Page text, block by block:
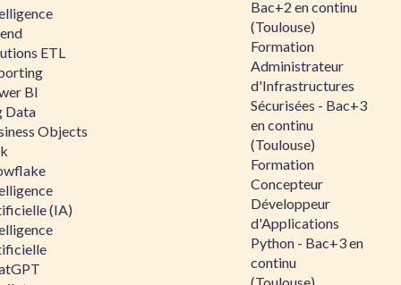
ETL
BI
Data
Objects
(IA)
Bac+2 en continu
(Toulouse)
Formation
Administrateur
d'Infrastructures
Sécurisées - Bac+3
en continu
(Toulouse)
Formation
Concepteur
Développeur
d'Applications
Python - Bac+3 en
continu